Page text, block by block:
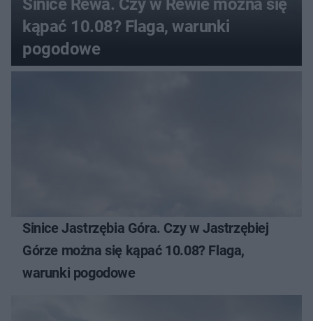
Sinice Rewa. Czy w Rewie można się
kąpać 10.08? Flaga, warunki
pogodowe
Sinice Jastrzębia Góra. Czy w Jastrzębiej
Górze można się kąpać 10.08? Flaga,
warunki pogodowe